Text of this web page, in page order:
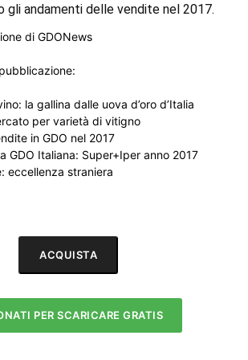
gli andamenti delle vendite nel 2017.
di GDONews
la gallina dalle uova d’oro d’Italia
per varietà di vitigno
in GDO nel 2017
GDO Italiana: Super+Iper anno 2017
eccellenza straniera
ACQUISTA
PER SCARICARE GRATIS